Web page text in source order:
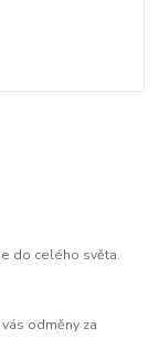
do celého světa.
odměny za